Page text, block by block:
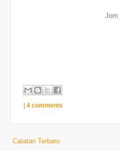
Jom
| 4 comments
Catatan Terbaru